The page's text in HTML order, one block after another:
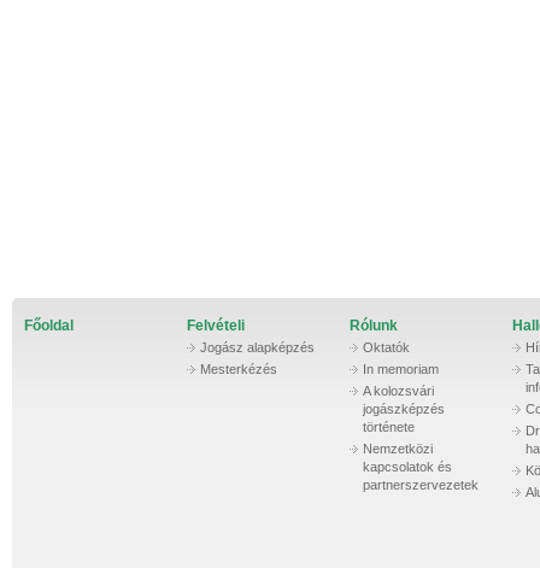
Főoldal Felvételi
Jogász alapképzés
Mesterkézés
Rólunk
Oktatók
In memoriam
A kolozsvári
jogászképzés
története
Nemzetközi
kapcsolatok és
partnerszervezetek